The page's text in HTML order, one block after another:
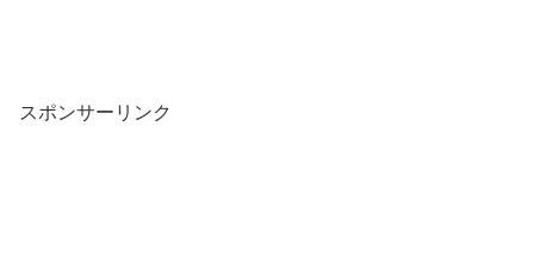
スポンサーリンク